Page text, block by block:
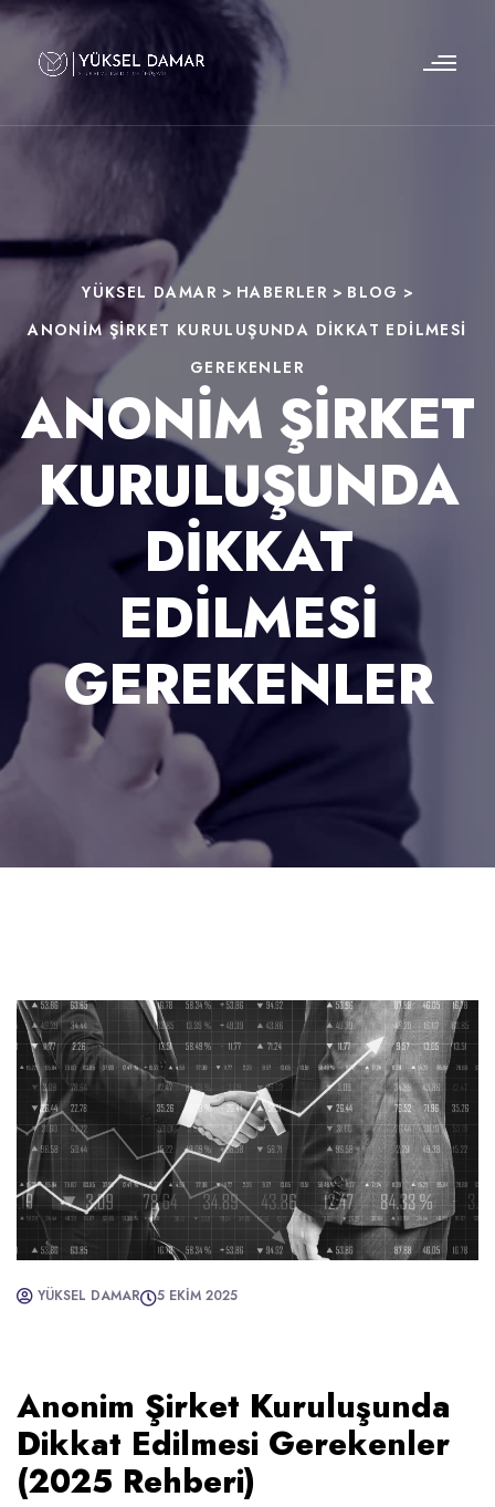
YÜKSEL DAMAR > HABERLER > BLOG >
ANONIM ŞIRKET KURULUŞUNDA DIKKAT EDILMESI
GEREKENLER
ANONIM ŞIRKET
KURULUŞUNDA
DIKKAT
EDILMESI
GEREKENLER
YÜKSEL DAMAR 5 EKIM 2025
Anonim Şirket Kuruluşunda
Dikkat Edilmesi Gerekenler
(2025 Rehberi)